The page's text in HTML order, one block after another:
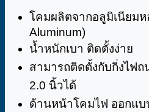
โคมผลิตจากอลูมิเนียม
Aluminum)
น้ำหนักเบา ติดตั้งง่าย
สามารถติดตั้งกับกิ่งไฟ
2.0 นิ้วได้
ด้านหน้าโคมไฟ ออกแบ